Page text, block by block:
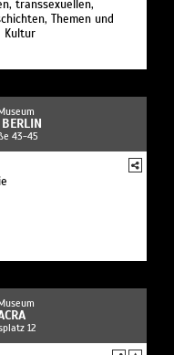
transsexuellen,
Themen und
Kultur
43-45
12